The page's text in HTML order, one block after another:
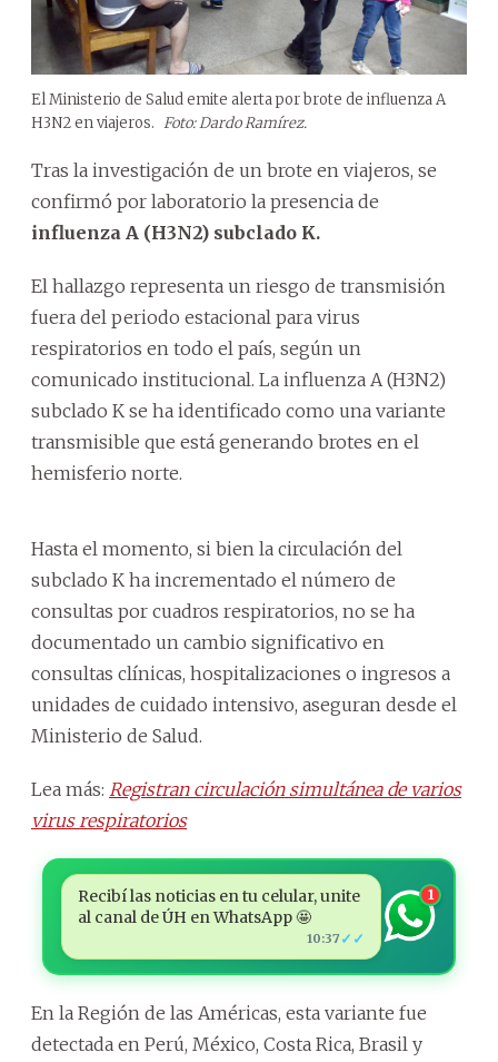
El Ministerio de Salud emite alerta por brote de influenza A
H3N2 en viajeros. Foto: Dardo Ramírez.
Tras la investigación de un brote en viajeros, se
confirmó por laboratorio la presencia de
influenza A (H3N2) subclado K.
El hallazgo representa un riesgo de transmisión
fuera del periodo estacional para virus
respiratorios en todo el país, según un
comunicado institucional. La influenza A (H3N2)
subclado K se ha identificado como una variante
transmisible que está generando brotes en el
hemisferio norte.
Hasta el momento, si bien la circulación del
subclado K ha incrementado el número de
consultas por cuadros respiratorios, no se ha
documentado un cambio significativo en
consultas clínicas, hospitalizaciones o ingresos a
unidades de cuidado intensivo, aseguran desde el
Ministerio de Salud.
Lea más: Registran circulación simultánea de varios
virus respiratorios
Recibí las noticias en tu celular, unite
al canal de ÚH en WhatsApp 🤩
10:37 ✓✓
1
En la Región de las Américas, esta variante fue
detectada en Perú, México, Costa Rica, Brasil y